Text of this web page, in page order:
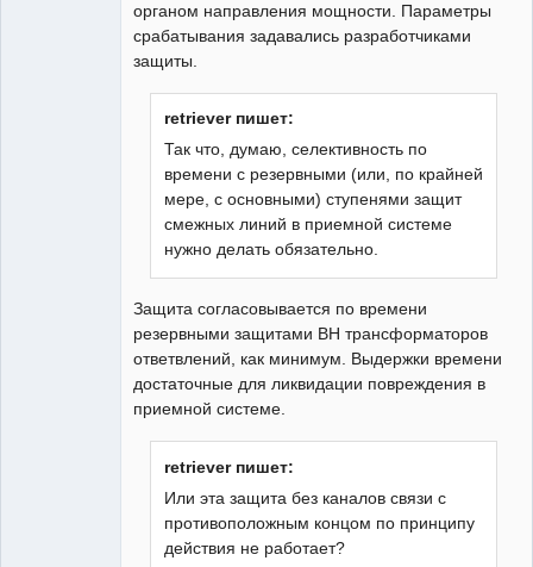
органом направления мощности. Параметры
срабатывания задавались разработчиками
защиты.
retriever пишет:
Так что, думаю, селективность по
времени с резервными (или, по крайней
мере, с основными) ступенями защит
смежных линий в приемной системе
нужно делать обязательно.
Защита согласовывается по времени
резервными защитами ВН трансформаторов
ответвлений, как минимум. Выдержки времени
достаточные для ликвидации повреждения в
приемной системе.
retriever пишет:
Или эта защита без каналов связи с
противоположным концом по принципу
действия не работает?